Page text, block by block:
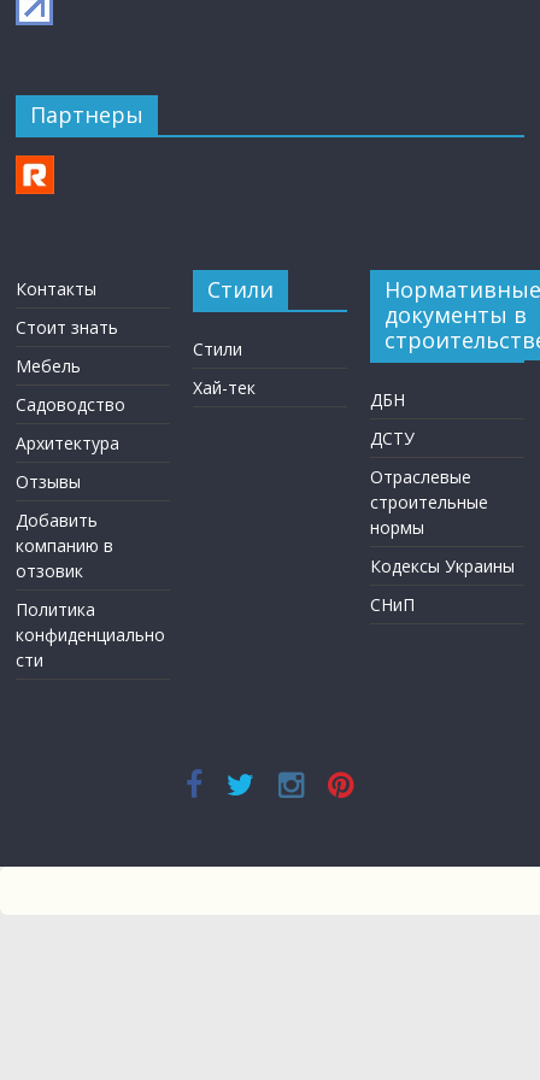
Партнеры
Контакты
Стоит знать
Мебель
Садоводство
Архитектура
Отзывы
Добавить
компанию в
отзовик
Политика
конфиденциально
сти
Стили
Стили
Хай-тек
Нормативные
документы в
ДБН
ДСТУ
Отраслевые
строительные
нормы
Кодексы Украины
СНиП